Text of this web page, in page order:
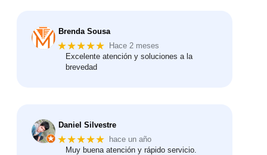
Brenda Sousa
★★★★★
Hace 2 meses
Excelente atención y soluciones a la
brevedad
Daniel Silvestre
★★★★★
hace un año
Muy buena atención y rápido servicio.